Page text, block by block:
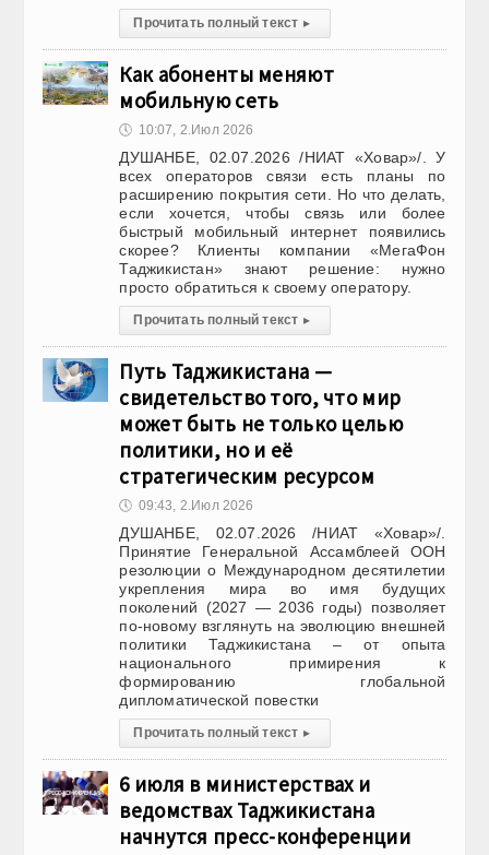
Прочитать полный текст ▸
Как абоненты меняют
мобильную сеть
🕔 10:07, 2.Июл 2026
ДУШАНБЕ, 02.07.2026 /НИАТ «Ховар»/. У
всех операторов связи есть планы по
расширению покрытия сети. Но что делать,
если хочется, чтобы связь или более
быстрый мобильный интернет появились
скорее? Клиенты компании «МегаФон
Таджикистан» знают решение: нужно
просто обратиться к своему оператору.
Прочитать полный текст ▸
Путь Таджикистана —
свидетельство того, что мир
может быть не только целью
политики, но и её
стратегическим ресурсом
🕔 09:43, 2.Июл 2026
ДУШАНБЕ, 02.07.2026 /НИАТ «Ховар»/.
Принятие Генеральной Ассамблеей ООН
резолюции о Международном десятилетии
укрепления мира во имя будущих
поколений (2027 — 2036 годы) позволяет
по-новому взглянуть на эволюцию внешней
политики Таджикистана – от опыта
национального примирения к
формированию глобальной
дипломатической повестки
Прочитать полный текст ▸
6 июля в министерствах и
ведомствах Таджикистана
начнутся пресс-конференции